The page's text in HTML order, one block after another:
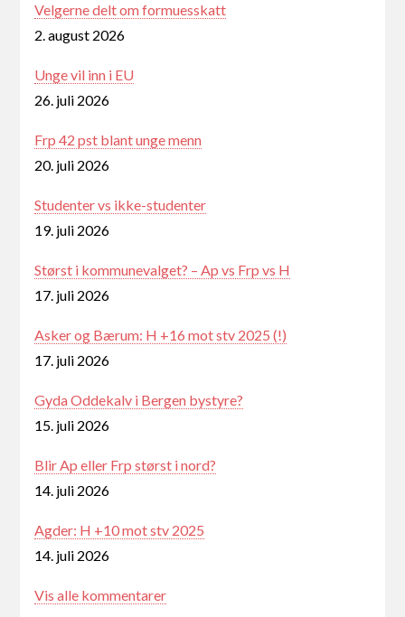
Velgerne delt om formuesskatt
2. august 2026
Unge vil inn i EU
26. juli 2026
Frp 42 pst blant unge menn
20. juli 2026
Studenter vs ikke-studenter
19. juli 2026
Størst i kommunevalget? – Ap vs Frp vs H
17. juli 2026
Asker og Bærum: H +16 mot stv 2025 (!)
17. juli 2026
Gyda Oddekalv i Bergen bystyre?
15. juli 2026
Blir Ap eller Frp størst i nord?
14. juli 2026
Agder: H +10 mot stv 2025
14. juli 2026
Vis alle kommentarer